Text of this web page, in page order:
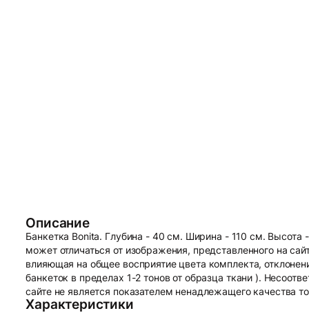
Описание
Банкетка Bonita. Глубина - 40 см. Ширина - 110 см.
может отличаться от изображения, представленного на
влияющая на общее восприятие цвета комплекта,
банкеток в пределах 1-2 тонов от образца ткани ).
сайте не является показателем ненадлежащего качества
Характеристики